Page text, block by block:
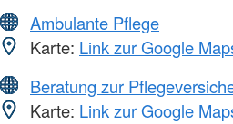
Ambulante Pflege
Karte: Link zur Google
Beratung zur
Karte: Link zur Google